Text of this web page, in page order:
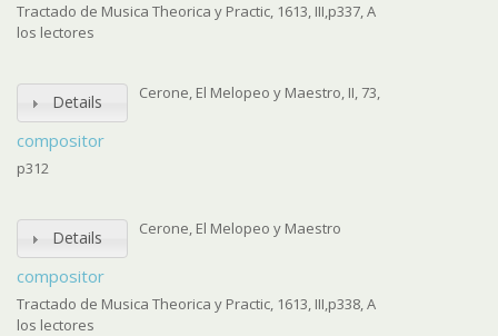
Tractado de Musica Theorica y Practic, 1613, III,p337, A
los lectores
Details
compositor
Cerone, El Melopeo y Maestro, II, 73,
p312
Details
compositor
Cerone, El Melopeo y Maestro
Tractado de Musica Theorica y Practic, 1613, III,p338, A
los lectores